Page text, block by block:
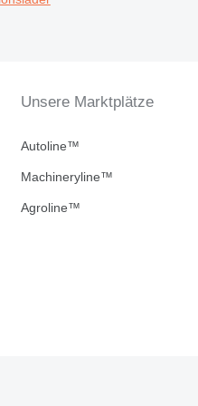
Unsere Marktplätze
Autoline™
Machineryline™
Agroline™